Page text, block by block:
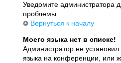
Уведомите администратора
проблемы.
Вернуться к началу
Моего языка нет в списке!
Администратор не
языка на конференции, или